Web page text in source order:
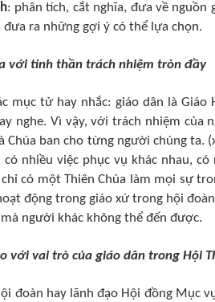
: phân tích, cắt nghĩa, đưa về nguồn
đưa ra những gợi ý có thể lựa chọn.
với tinh thần trách nhiệm tròn đầy
mục tử hay nhắc: giáo dân là
nghe. Vì vậy, với trách nhiệm của
Chúa ban cho từng người chúng ta.
có nhiều việc phục vụ khác nhau,
có một Thiên Chúa làm mọi sự
động trong giáo xứ trong hội
người khác không thể đến được.
với vai trò của giáo dân trong Hội
đoàn hay lãnh đạo Hội đồng Mục